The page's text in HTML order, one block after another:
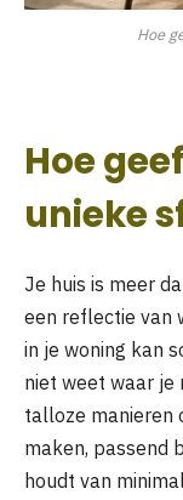
Hoe
Hoe
unieke
Je huis is meer
een reflectie van
in je woning kan
niet weet waar je
talloze manieren
maken, passend
houdt van